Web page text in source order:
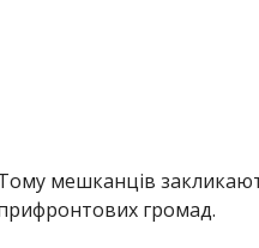
мешканців
громад.